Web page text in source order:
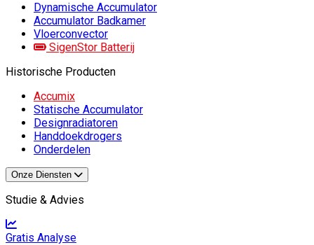
Dynamische Accumulator
Accumulator Badkamer
Vloerconvector
SigenStor Batterij
Historische Producten
Accumix
Statische Accumulator
Designradiatoren
Handdoekdrogers
Onderdelen
Onze Diensten
Studie & Advies
Gratis Analyse